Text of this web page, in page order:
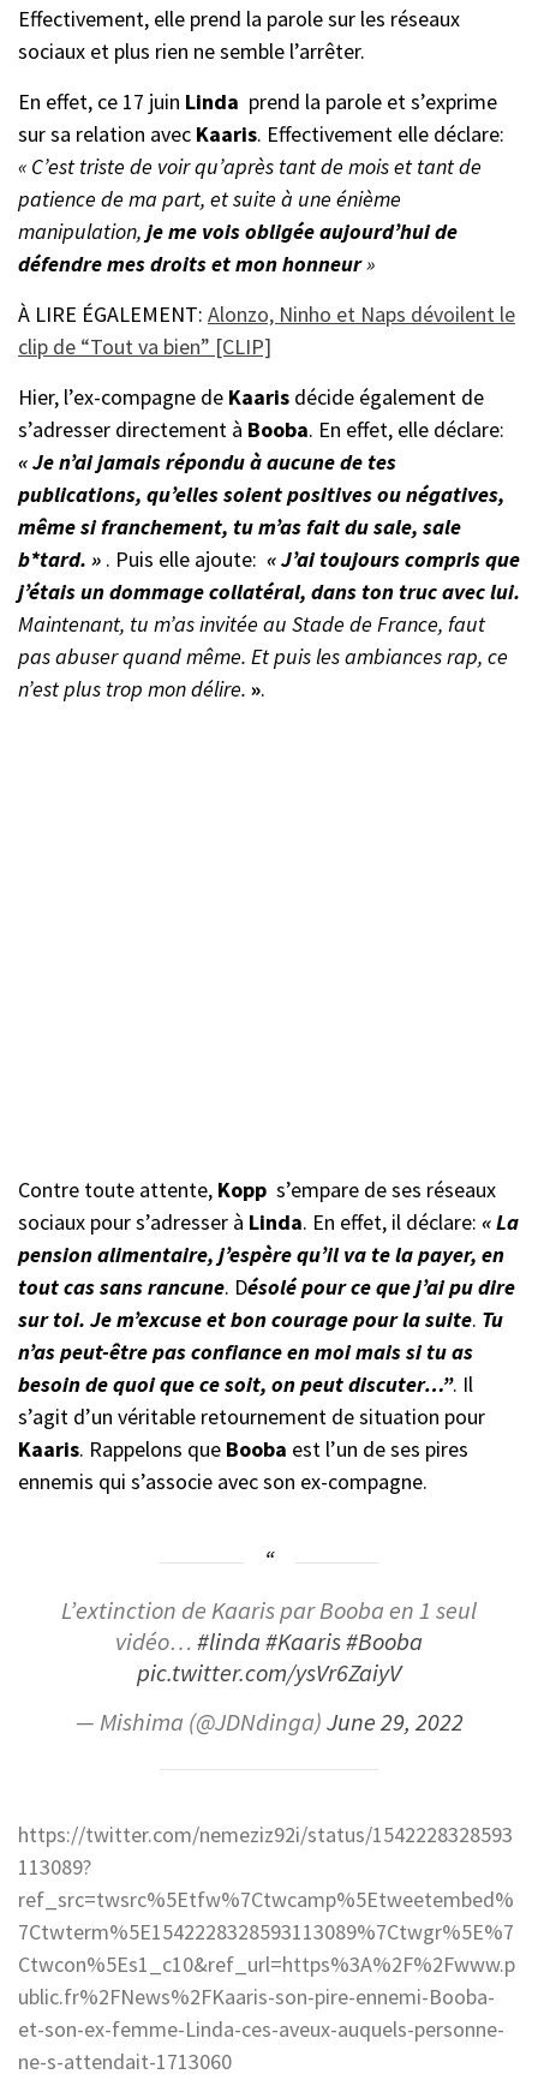
Effectivement, elle prend la parole sur les réseaux
sociaux et plus rien ne semble l’arrêter.
En effet, ce 17 juin Linda prend la parole et s’exprime
sur sa relation avec Kaaris. Effectivement elle déclare:
« C’est triste de voir qu’après tant de mois et tant de
patience de ma part, et suite à une énième
manipulation, je me vois obligée aujourd’hui de
défendre mes droits et mon honneur»
À LIRE ÉGALEMENT: Alonzo, Ninho et Naps dévoilent le
clip de “Tout va bien” [CLIP]
Hier, l’ex-compagne de Kaaris décide également de
s’adresser directement à Booba. En effet, elle déclare:
« Je n’ai jamais répondu à aucune de tes
publications, qu’elles soient positives ou négatives,
même si franchement, tu m’as fait du sale, sale
b*tard. » . Puis elle ajoute: « J’ai toujours compris que
j’étais un dommage collatéral, dans ton truc avec lui.
Maintenant, tu m’as invitée au Stade de France, faut
pas abuser quand même. Et puis les ambiances rap, ce
n’est plus trop mon délire. ».
Contre toute attente, Kopp s’empare de ses réseaux
sociaux pour s’adresser à Linda. En effet, il déclare: « La
pension alimentaire, j’espère qu’il va te la payer, en
tout cas sans rancune. Désolé pour ce que j’ai pu dire
sur toi. Je m’excuse et bon courage pour la suite. Tu
n’as peut-être pas confiance en moi mais si tu as
besoin de quoi que ce soit, on peut discuter…”. Il
s’agit d’un véritable retournement de situation pour
Kaaris. Rappelons que Booba est l’un de ses pires
ennemis qui s’associe avec son ex-compagne.
L’extinction de Kaaris par Booba en 1 seul
vidéo…#linda#Kaaris#Booba
pic.twitter.com/ysVr6ZaiyV
— Mishima (@JDNdinga)June 29, 2022
https://twitter.com/nemeziz92i/status/1542228328593
113089?
ref_src=twsrc%5Etfw%7Ctwcamp%5Etweetembed%
7Ctwterm%5E1542228328593113089%7Ctwgr%5E%7
Ctwcon%5Es1_c10&ref_url=https%3A%2F%2Fwww.p
ublic.fr%2FNews%2FKaaris-son-pire-ennemi-Booba-
et-son-ex-femme-Linda-ces-aveux-auquels-personne-
ne-s-attendait-1713060